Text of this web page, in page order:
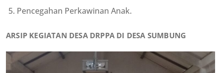
Pencegahan Perkawinan Anak.
ARSIP KEGIATAN DESA DRPPA DI DESA SUMBUNG